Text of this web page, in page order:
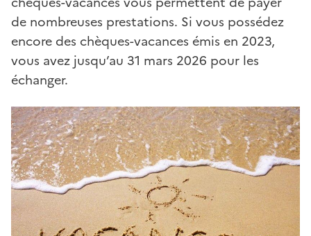
de nombreuses prestations. Si vous possédez
encore des chèques-vacances émis en 2023,
vous avez jusqu’au 31 mars 2026 pour les
échanger.